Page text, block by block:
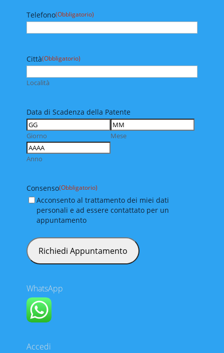
Telefono(Obbligatorio)
Città(Obbligatorio)
Località
Data di Scadenza della Patente
Giorno Mese
Anno
Consenso(Obbligatorio)
Acconsento al trattamento dei miei dati
personali e ad essere contattato per un
appuntamento
WhatsApp
Accedi